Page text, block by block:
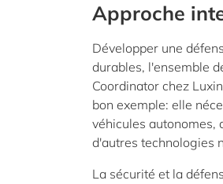
Approche
Développer une
durables, l'ensemble
Coordinator chez
bon exemple: elle
véhicules autonomes,
d'autres technologies
La sécurité et la